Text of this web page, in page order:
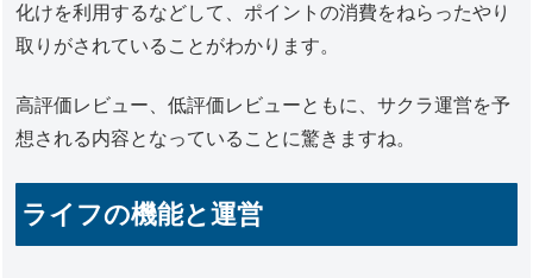
化けを利用するなどして、ポイントの消費をねらったやり
取りがされていることがわかります。
高評価レビュー、低評価レビューともに、サクラ運営を予
想される内容となっていることに驚きますね。
ライフの機能と運営